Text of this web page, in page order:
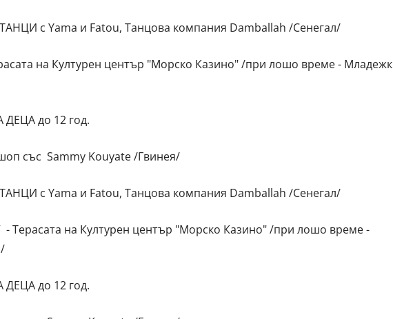
с Yama и Fatou, Танцова компания Damballah /Сенегал/
на Културен център "Морско Казино" /при лошо време -
до 12 год.
със Sammy Kouyate /Гвинея/
с Yama и Fatou, Танцова компания Damballah /Сенегал/
- Терасата на Културен център "Морско Казино" /при лошо време -
до 12 год.